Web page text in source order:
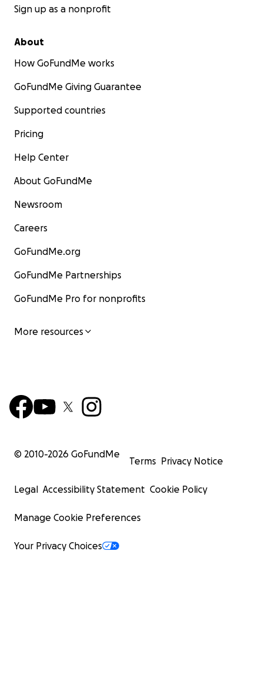
Sign up as a nonprofit
About
How GoFundMe works
GoFundMe Giving Guarantee
Supported countries
Pricing
Help Center
About GoFundMe
Newsroom
Careers
GoFundMe.org
GoFundMe Partnerships
GoFundMe Pro for nonprofits
More resources
© 2010-2026 GoFundMe
Terms Privacy Notice
Legal Accessibility Statement Cookie Policy
Manage Cookie Preferences
Your Privacy Choices